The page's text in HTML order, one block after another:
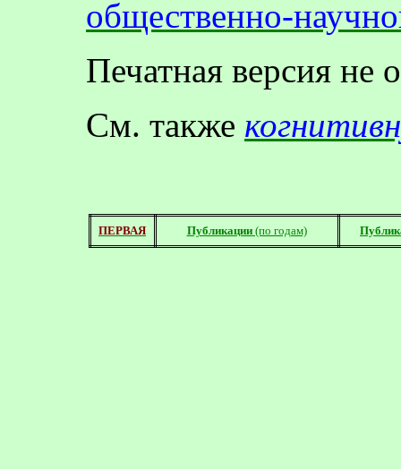
общественно-
Печатная версия не
См. также
ПЕРВАЯ Публикации(по годам)